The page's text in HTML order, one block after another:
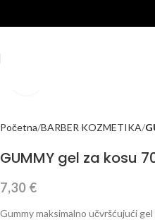
Početna BARBER KOZMETIKA
GUMMY gel za kosu
7,30 €
Gummy maksimalno učvršćujući